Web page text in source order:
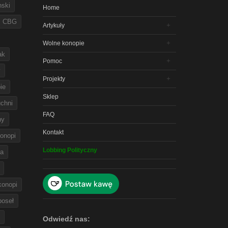
CBG
Home
Artykuły
Wolne konopie
Pomoc
Projekty
Sklep
FAQ
Kontakt
Lobbing Polityczny
Odwiedź nas: